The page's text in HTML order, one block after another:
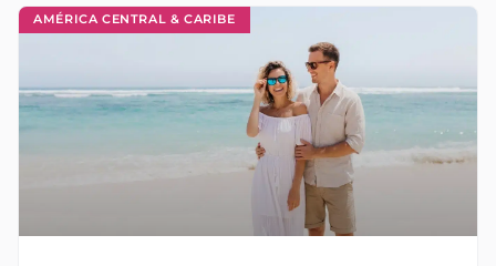
AMÉRICA CENTRAL & CARIBE